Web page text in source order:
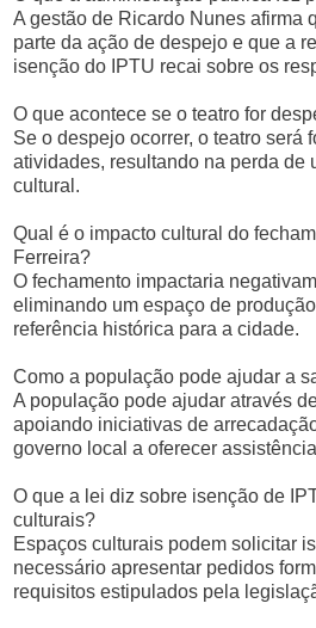
A gestão de Ricardo Nunes afirma
parte da ação de despejo e que a
isenção do IPTU recai sobre os
O que acontece se o teatro for
Se o despejo ocorrer, o teatro será
atividades, resultando na perda de
cultural.
Qual é o impacto cultural do
Ferreira?
O fechamento impactaria
eliminando um espaço de
referência histórica para a cidade.
Como a população pode ajudar a
A população pode ajudar através
apoiando iniciativas de
governo local a oferecer
O que a lei diz sobre isenção de
culturais?
Espaços culturais podem solicitar
necessário apresentar pedidos
requisitos estipulados pela